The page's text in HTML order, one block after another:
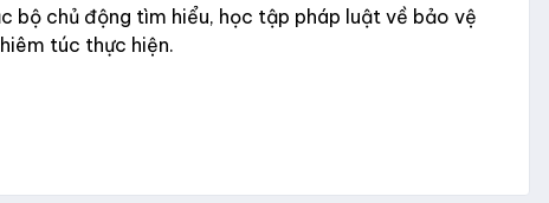
bộ chủ động tìm hiểu, học tập pháp luật về bảo vệ
túc thực hiện.